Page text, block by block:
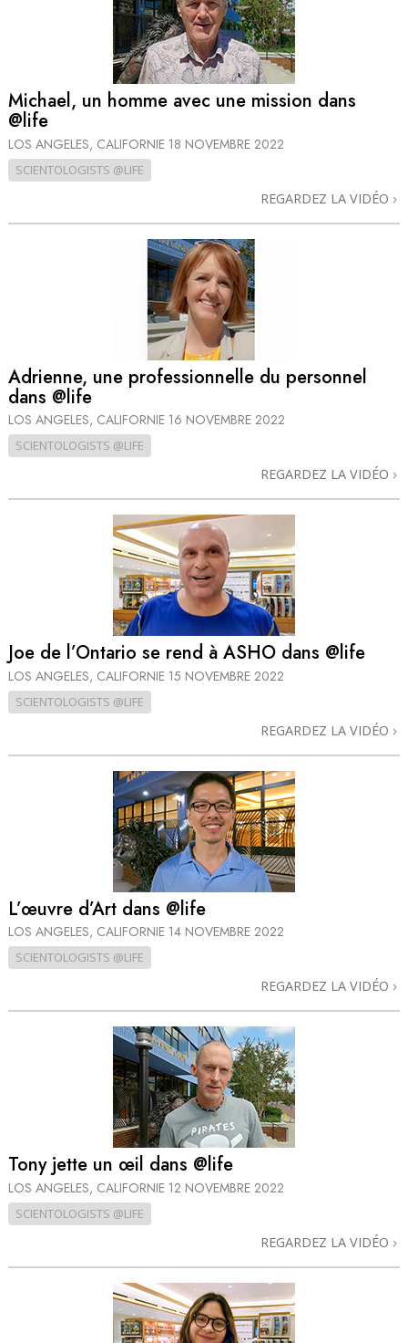
Michael, un homme avec une mission dans
@life
LOS ANGELES, CALIFORNIE 18 NOVEMBRE 2022
SCIENTOLOGISTS @LIFE
REGARDEZ LA VIDÉO
Adrienne, une professionnelle du personnel
dans @life
LOS ANGELES, CALIFORNIE 16 NOVEMBRE 2022
SCIENTOLOGISTS @LIFE
REGARDEZ LA VIDÉO
Joe de l’Ontario se rend à ASHO dans @life
LOS ANGELES, CALIFORNIE 15 NOVEMBRE 2022
SCIENTOLOGISTS @LIFE
REGARDEZ LA VIDÉO
L’œuvre d’Art dans @life
LOS ANGELES, CALIFORNIE 14 NOVEMBRE 2022
SCIENTOLOGISTS @LIFE
REGARDEZ LA VIDÉO
Tony jette un œil dans @life
LOS ANGELES, CALIFORNIE 12 NOVEMBRE 2022
SCIENTOLOGISTS @LIFE
REGARDEZ LA VIDÉO